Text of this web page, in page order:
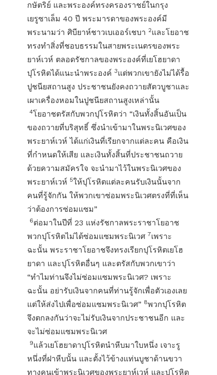
กษัตริย์ และพระองค์ทรงครองราชย์ในกรุง
เยรูซาเล็ม 40 ปี พระมารดาของพระองค์มี
พระนามว่า ศิบียาห์ชาวเบเออร์เชบา 2และโยอาช
ทรงทำสิ่งที่ชอบธรรมในสายพระเนตรของพระ
ยาห์เวห์ ตลอดรัชกาลของพระองค์ที่เยโฮยาดา
ปุโรหิตได้แนะนำพระองค์ 3แต่พวกเขายังไม่ได้รื้อ
ปูชนียสถานสูง ประชาชนยังคงถวายสัตวบูชาและ
เผาเครื่องหอมในปูชนียสถานสูงเหล่านั้น
4โยอาชตรัสกับพวกปุโรหิตว่า “เงินทั้งสิ้นอันเป็น
ของถวายที่บริสุทธิ์ ซึ่งนำเข้ามาในพระนิเวศของ
พระยาห์เวห์ ได้แก่เงินที่เรียกจากแต่ละคน คือเงิน
ที่กำหนดให้เสีย และเงินทั้งสิ้นที่ประชาชนถวาย
ด้วยความสมัครใจ จะนำมาไว้ในพระนิเวศของ
พระยาห์เวห์ 5ให้ปุโรหิตแต่ละคนรับเงินนั้นจาก
คนที่รู้จักกัน ให้พวกเขาซ่อมพระนิเวศตรงที่ที่เห็น
ว่าต้องการซ่อมแซม”
6ต่อมาในปีที่ 23 แห่งรัชกาลพระราชาโยอาช
พวกปุโรหิตไม่ได้ซ่อมแซมพระนิเวศ 7เพราะ
ฉะนั้น พระราชาโยอาชจึงทรงเรียกปุโรหิตเยโฮ
ยาดา และปุโรหิตอื่นๆ และตรัสกับพวกเขาว่า
“ทำไมท่านจึงไม่ซ่อมแซมพระนิเวศ? เพราะ
ฉะนั้น อย่ารับเงินจากคนที่ท่านรู้จักเพื่อตัวเองเลย
แต่ให้ส่งไปเพื่อซ่อมแซมพระนิเวศ” 8พวกปุโรหิต
จึงตกลงกันว่าจะไม่รับเงินจากประชาชนอีก และ
จะไม่ซ่อมแซมพระนิเวศ
9แล้วเยโฮยาดาปุโรหิตนำหีบมาใบหนึ่ง เจาะรู
หนึ่งที่ฝาหีบนั้น และตั้งไว้ข้างแท่นบูชาด้านขวา
ทางคนเข้าพระนิเวศของพระยาห์เวห์ และปุโรหิต